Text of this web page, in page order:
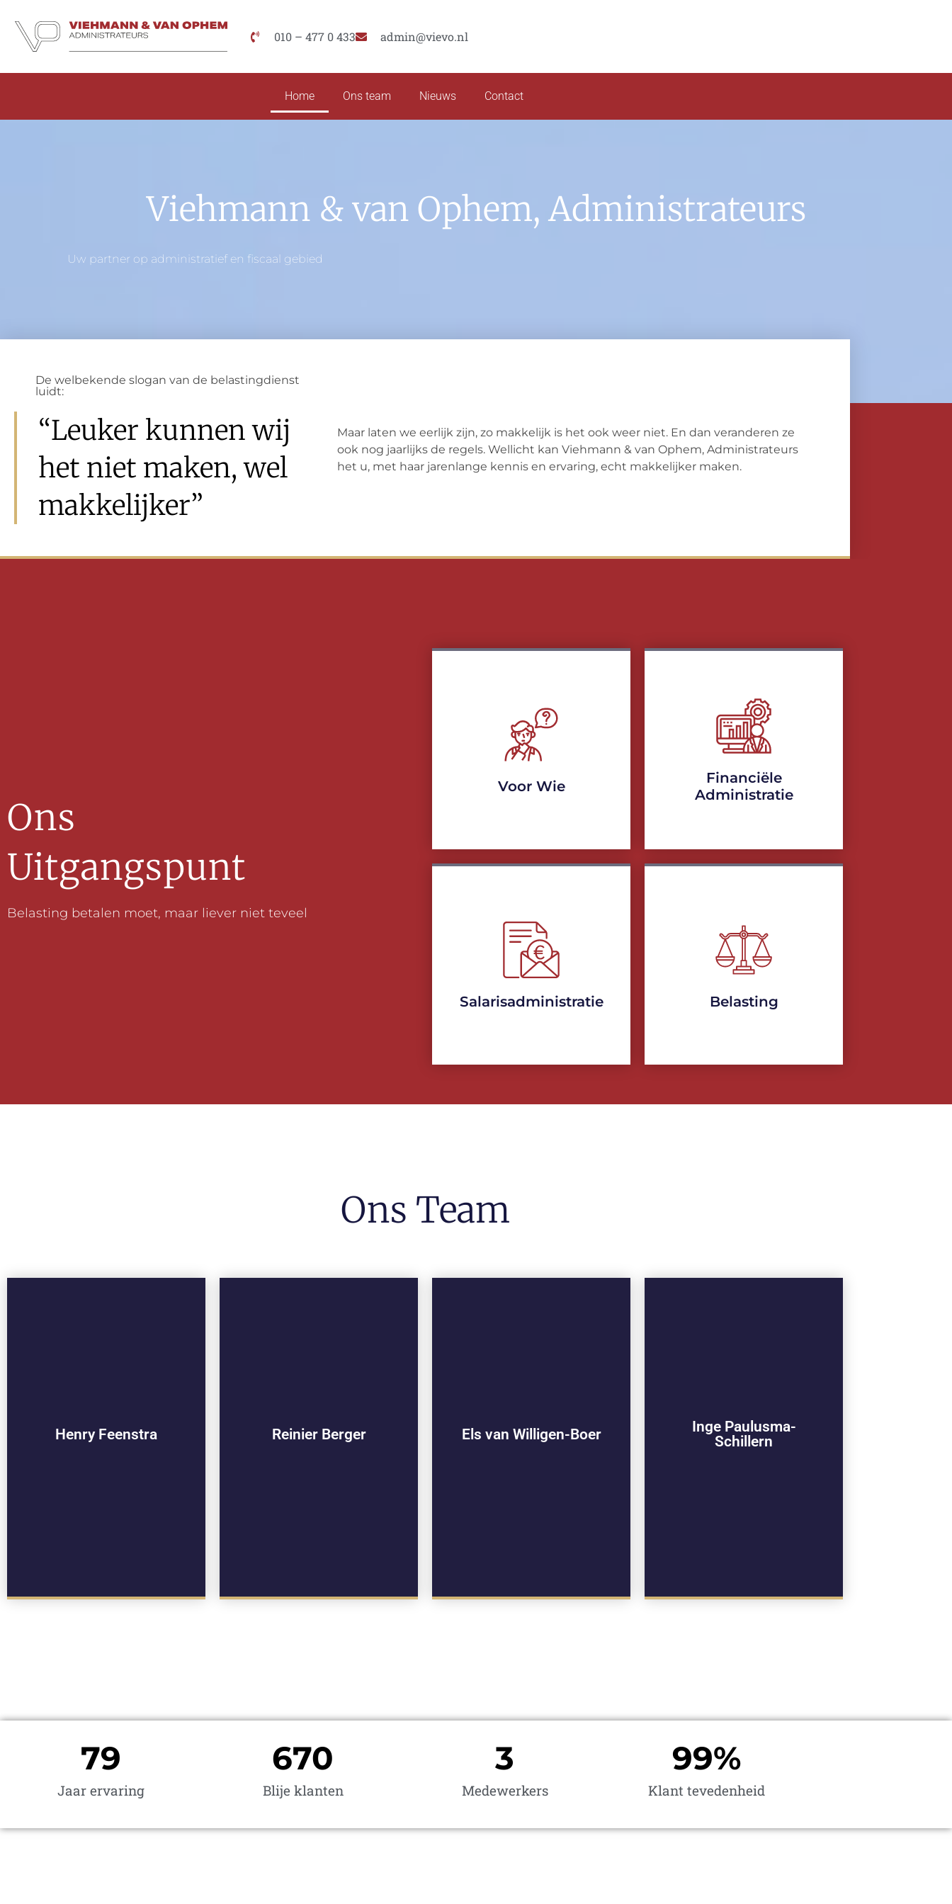
010 – 477 0 433 admin@vievo.nl
Home Ons team Nieuws Contact
Viehmann & van Ophem, Administrateurs
Uw partner op administratief en fiscaal gebied
De welbekende slogan van de belastingdienst
luidt:
“Leuker kunnen wij
het niet maken, wel
makkelijker”
Maar laten we eerlijk zijn, zo makkelijk is het ook weer niet. En dan veranderen ze
ook nog jaarlijks de regels. Wellicht kan Viehmann & van Ophem, Administrateurs
het u, met haar jarenlange kennis en ervaring, echt makkelijker maken.
Ons
Uitgangspunt
Belasting betalen moet, maar liever niet teveel
Voor Wie
Financiële
Administratie
Salarisadministratie Belasting
Ons Team
Henry Feenstra
010-2214093 Reinier Berger
010-2214095 Els van Willigen-Boer
010-2214092
Inge Paulusma-
Schillern
010-2214090
Jaar ervaring
80
Blije klanten
671
Medewerkers
4
Klant tevedenheid
100%